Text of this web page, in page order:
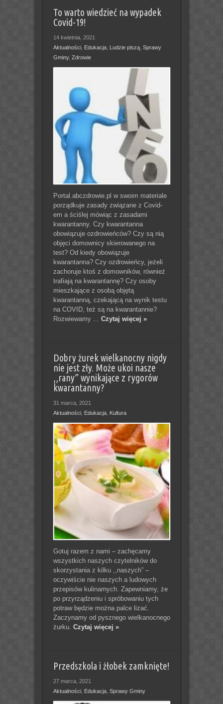
To warto wiedzieć na wypadek
Covid-19!
14 kwietnia, 2021
Aktualności, Edukacja, Ludzie piszą, Sprawy
Gminy, Zdrowie
Portal.abczdrowie.pl w swoim materiale
porządkuje zasady związane z Covid-
em a ściślej mówiąc z zasadami
kwarantanny. Czy kwarantanna
obowiązuje ozdrowieńców? Czy są nią
objęci domownicy skierowanego na
test? Od kiedy obowiązuje
kwarantanna? Czy ozdrowieńcy, jeżeli
zachoruje ktoś z domowników, również
trafiają na kwarantannę? Czy osoby
mieszkające z osobą objętą
kwarantanną, czekającą na wynik testu
na COVID, też są na kwarantannie?
Rozwiewamy ... Czytaj więcej »
Dobry żurek wielkanocny nigdy
nie jest zły. Może ukoi nasze
,,rany” wynikające z rygorów
kwarantanny?
31 marca, 2021
Aktualności, Edukacja, Kultura
Gotuj razem z nami – zachęcamy
wszystkich naszych czytelników do
skorzystania z kilku ,,naszych” –
oczywiście nie naszych a ludowych
przepisów kulinarnych. Zapewniamy, że
po przyrządzeniu i spróbowaniu tych
potraw będzie można palce lizać.
Zaczynamy od pysznego wielkanocnego
żurku. Czytaj więcej »
Przedszkola i żłobek zamknięte!
27 marca, 2021
Aktualności, Edukacja, Sprawy Gminy